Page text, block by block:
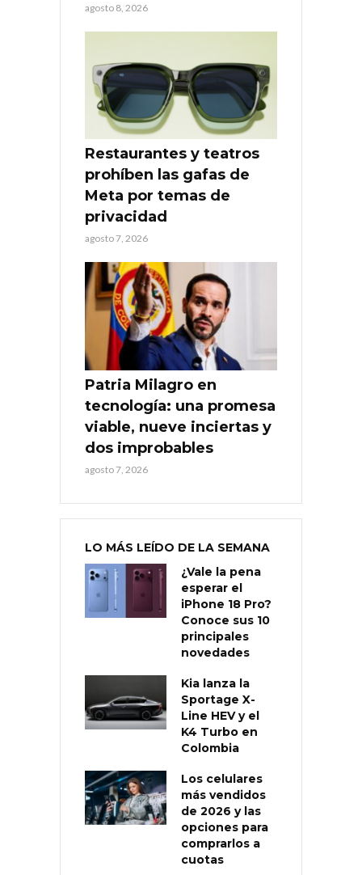
agosto 8, 2026
Restaurantes y teatros
prohíben las gafas de
Meta por temas de
privacidad
agosto 7, 2026
Patria Milagro en
tecnología: una promesa
viable, nueve inciertas y
dos improbables
agosto 7, 2026
LO MÁS LEÍDO DE LA SEMANA
¿Vale la pena
esperar el
iPhone 18 Pro?
Conoce sus 10
principales
novedades
Kia lanza la
Sportage X-
Line HEV y el
K4 Turbo en
Colombia
Los celulares
más vendidos
de 2026 y las
opciones para
comprarlos a
cuotas